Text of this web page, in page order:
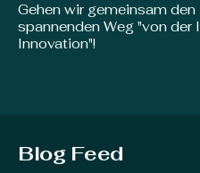
Gehen wir gemeinsam den
spannenden Weg "von der
Innovation"!
Blog Feed